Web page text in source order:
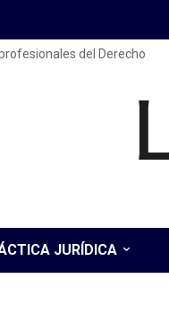
del Derecho
JURÍDICA